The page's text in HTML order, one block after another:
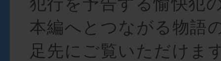
本編へとつながる物語
足先にご覧いただけま